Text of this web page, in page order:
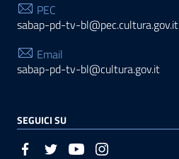
PEC
sabap-pd-tv-bl@pec.cultura.gov.it
Email
sabap-pd-tv-bl@cultura.gov.it
SEGUICI SU